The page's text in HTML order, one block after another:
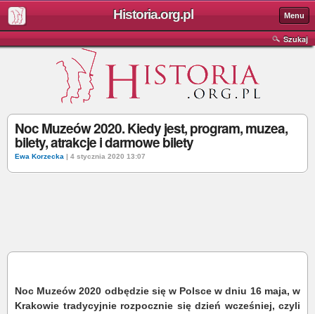
Historia.org.pl Menu
Szukaj
Noc Muzeów 2020. Kiedy jest, program, muzea,
bilety, atrakcje i darmowe bilety
Ewa Korzecka | 4 stycznia 2020 13:07
Noc Muzeów 2020 odbędzie się w Polsce w dniu 16 maja, w
Krakowie tradycyjnie rozpocznie się dzień wcześniej, czyli